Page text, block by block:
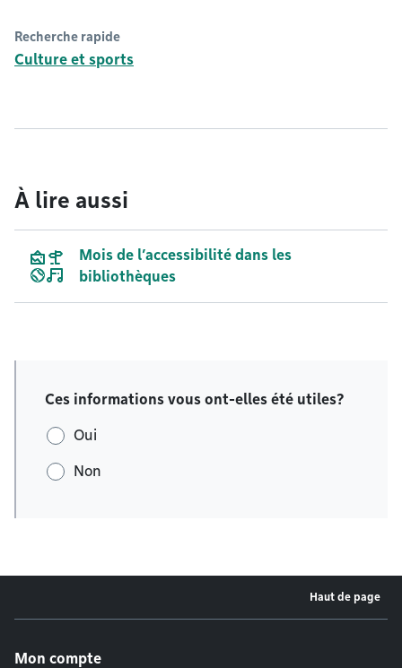
Recherche rapide
Culture et sports
À lire aussi
Mois de l’accessibilité dans les
bibliothèques
Ces informations vous ont-elles été utiles?
Oui
Non
Haut de page
Mon compte